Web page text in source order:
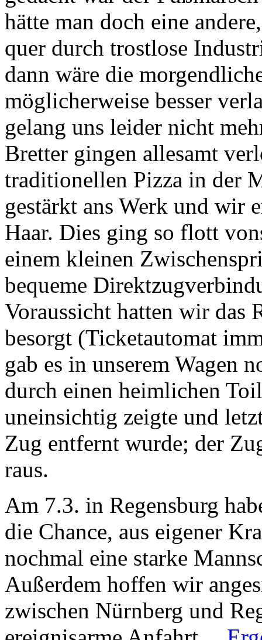
hätte man doch eine
quer durch trostlose
dann wäre die
möglicherweise besser
gelang uns leider nicht
Bretter gingen allesamt
traditionellen Pizza in der
gestärkt ans Werk und wir
Haar. Dies ging so flott
einem kleinen
bequeme
Voraussicht hatten wir das
besorgt (Ticketautomat
gab es in unserem Wagen
durch einen heimlichen
uneinsichtig zeigte und
Zug entfernt wurde; der
raus.
Am 7.3. in Regensburg
die Chance, aus eigener
nochmal eine starke
Außerdem hoffen wir
zwischen Nürnberg und